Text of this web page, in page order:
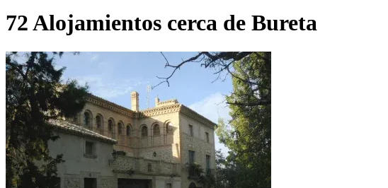
72 Alojamientos cerca de Bureta